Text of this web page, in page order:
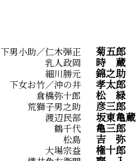
下男小助／仁木弾正
乳人政岡
細川勝元
下女お竹／沖の井
倉橋弥十郎
荒獅子男之助
渡辺民部
鶴千代
松島
大場宗益
菊五郎
時 蔵
錦之助
孝太郎
松 緑
彦三郎
坂東亀蔵
亀三郎
吉 弥
権十郎